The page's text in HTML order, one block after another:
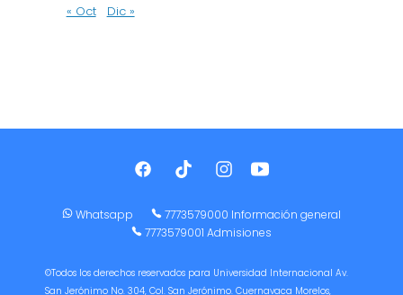
« Oct Dic »
Whatsapp
7773579000 Información general
7773579001 Admisiones
©Todos los derechos reservados para Universidad Internacional Av.
San Jerónimo No. 304, Col. San Jerónimo. Cuernavaca Morelos,